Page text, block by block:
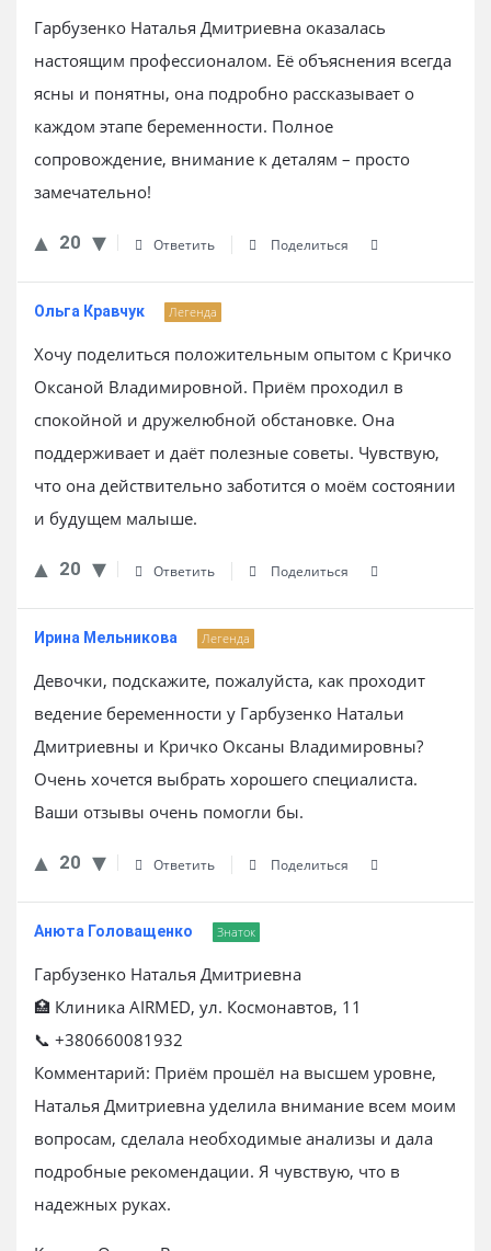
Гарбузенко Наталья Дмитриевна оказалась
настоящим профессионалом. Её объяснения всегда
ясны и понятны, она подробно рассказывает о
каждом этапе беременности. Полное
сопровождение, внимание к деталям – просто
замечательно!
20 Ответить Поделиться
Ольга Кравчук Легенда
Хочу поделиться положительным опытом с Кричко
Оксаной Владимировной. Приём проходил в
спокойной и дружелюбной обстановке. Она
поддерживает и даёт полезные советы. Чувствую,
что она действительно заботится о моём состоянии
и будущем малыше.
20 Ответить Поделиться
Ирина Мельникова Легенда
Девочки, подскажите, пожалуйста, как проходит
ведение беременности у Гарбузенко Натальи
Дмитриевны и Кричко Оксаны Владимировны?
Очень хочется выбрать хорошего специалиста.
Ваши отзывы очень помогли бы.
20 Ответить Поделиться
Анюта Головащенко Знаток
Гарбузенко Наталья Дмитриевна
🏥 Клиника AIRMED, ул. Космонавтов, 11
📞 +380660081932
Комментарий: Приём прошёл на высшем уровне,
Наталья Дмитриевна уделила внимание всем моим
вопросам, сделала необходимые анализы и дала
подробные рекомендации. Я чувствую, что в
надежных руках.